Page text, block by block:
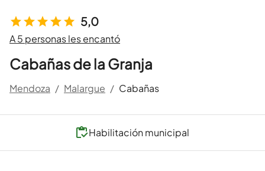
5,0
A 5 personas les encantó
Cabañas de la Granja
Mendoza / Malargue / Cabañas
Habilitación municipal